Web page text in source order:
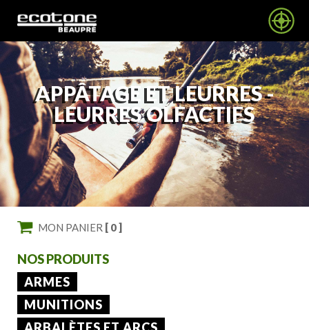
APPÂTAGE ET LEURRES -
LEURRES OLFACTIFS
MON PANIER [ 0 ]
NOS PRODUITS
ARMES
MUNITIONS